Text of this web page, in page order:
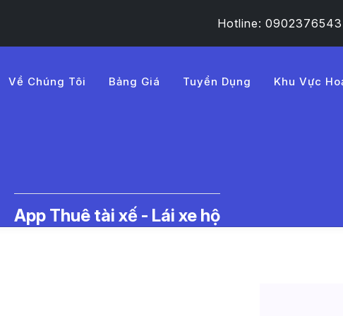
Hotline: 0902376543
Về Chúng Tôi Bảng Giá Tuyển Dụng Khu Vực
App Thuê tài xế - Lái xe hộ
Tài Xế Lái Xe Hộ | LMD - Trang